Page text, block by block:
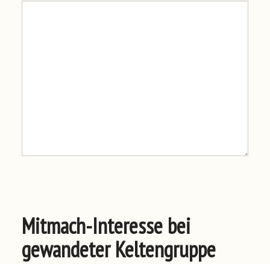
Mitmach-Interesse bei
gewandeter Keltengruppe